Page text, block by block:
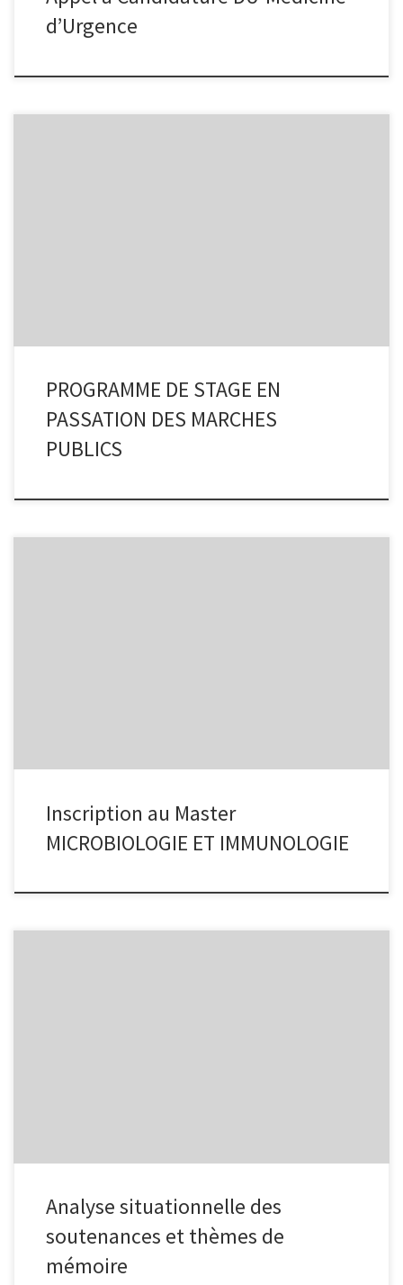
d’Urgence
PROGRAMME DE STAGE EN
PASSATION DES MARCHES
PUBLICS
Inscription au Master
MICROBIOLOGIE ET IMMUNOLOGIE
Analyse situationnelle des
soutenances et thèmes de
mémoire